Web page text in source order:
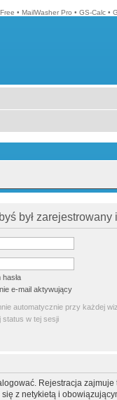
• MailWasher Pro • GS-Calc •
był
hasła
e-mail aktywujący
automatycznie przy każdej
status w tej sesji
Rejestracja
z netykietą i